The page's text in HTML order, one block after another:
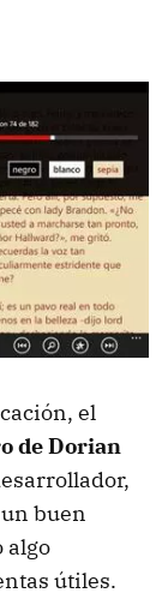
el
de Dorian
buen
algo
útiles.